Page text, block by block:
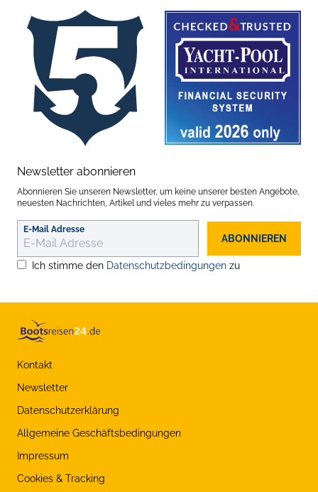
Newsletter abonnieren
Abonnieren Sie unseren Newsletter, um keine unserer besten Angebote,
neuesten Nachrichten, Artikel und vieles mehr zu verpassen.
E-Mail Adresse
ABONNIEREN
Ich stimme den Datenschutzbedingungen zu
Kontakt
Newsletter
Datenschutzerklärung
Allgemeine Geschäftsbedingungen
Impressum
Cookies & Tracking